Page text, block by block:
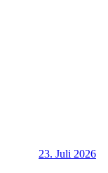
23. Juli 2026